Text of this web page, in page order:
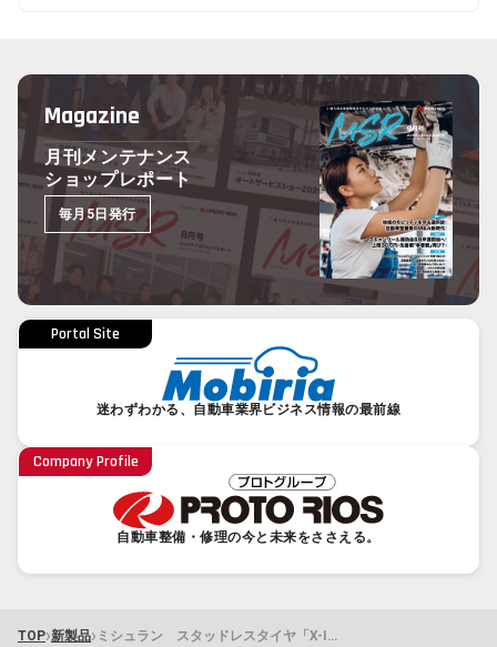
Magazine
月刊メンテナンス
ショップレポート
毎月5日発行
Portal Site
迷わずわかる、自動車業界ビジネス情報の最前線
Company Profile
自動車整備・修理の今と未来をささえる。
TOP›新製品› ミシュラン スタッドレスタイヤ「X-ICE SNOW+」